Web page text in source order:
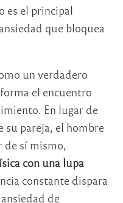
es el principal
que bloquea
un verdadero
el encuentro
En lugar de
su pareja, el hombre
de sí mismo,
con una lupa
constante dispara
de